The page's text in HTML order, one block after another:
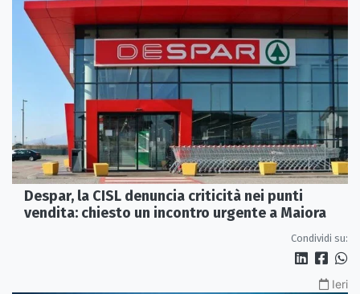
Despar, la CISL denuncia criticità nei punti
vendita: chiesto un incontro urgente a Maiora
Condividi su:
Ieri